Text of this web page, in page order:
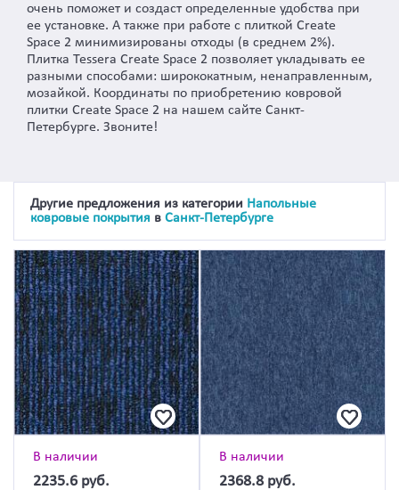
очень поможет и создаст определенные удобства при
ее установке. А также при работе с плиткой Create
Space 2 минимизированы отходы (в среднем 2%).
Плитка Tessera Create Space 2 позволяет укладывать ее
разными способами: ширококатным, ненаправленным,
мозайкой. Координаты по приобретению ковровой
плитки Create Space 2 на нашем сайте Санкт-
Петербурге. Звоните!
Другие предложения из категории Напольные
ковровые покрытия в Санкт-Петербурге
В наличии
2235.6 руб.
В наличии
2368.8 руб.